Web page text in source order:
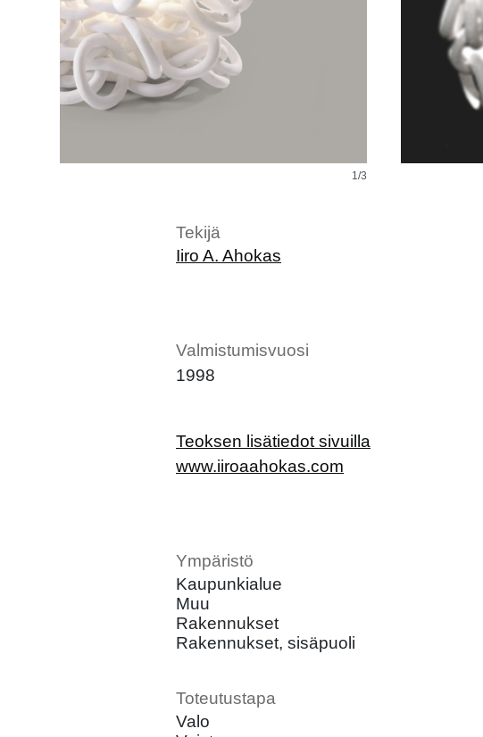
1/3
Tekijä
Iiro A. Ahokas
Valmistumisvuosi
1998
Teoksen lisätiedot sivuilla
www.iiroaahokas.com
Ympäristö
Kaupunkialue
Muu
Rakennukset
Rakennukset, sisäpuoli
Toteutustapa
Valo